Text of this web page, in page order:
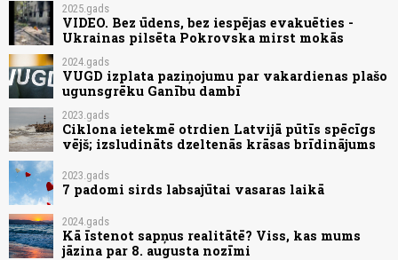
2025.gads
VIDEO. Bez ūdens, bez iespējas evakuēties -
Ukrainas pilsēta Pokrovska mirst mokās
2024.gads
VUGD izplata paziņojumu par vakardienas plašo
ugunsgrēku Ganību dambī
2023.gads
Ciklona ietekmē otrdien Latvijā pūtīs spēcīgs
vējš; izsludināts dzeltenās krāsas brīdinājums
2023.gads
7 padomi sirds labsajūtai vasaras laikā
2024.gads
Kā īstenot sapņus realitātē? Viss, kas mums
jāzina par 8. augusta nozīmi